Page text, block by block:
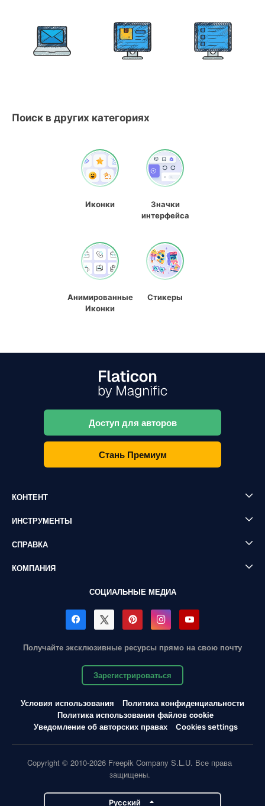
Поиск в других категориях
Иконки
Значки
интерфейса
Анимированные
Иконки
Стикеры
Доступ для авторов
Стань Премиум
КОНТЕНТ
ИНСТРУМЕНТЫ
СПРАВКА
КОМПАНИЯ
СОЦИАЛЬНЫЕ МЕДИА
Получайте эксклюзивные ресурсы прямо на свою почту
Зарегистрироваться
Условия использования
Политика конфиденциальности
Политика использования файлов cookie
Уведомление об авторских правах
Cookies settings
Copyright © 2010-2026 Freepik Company S.L.U. Все права
защищены.
Pусский